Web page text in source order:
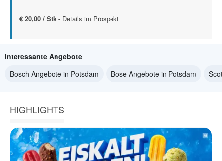
€ 20,00 / Stk - Details im Prospekt
Interessante Angebote
Bosch Angebote in Potsdam
Bose Angebote in Potsdam
HIGHLIGHTS